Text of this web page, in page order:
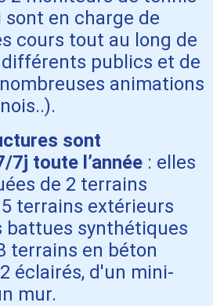
en charge de
cours tout au long de
publics et de
animations
sont
7j toute l’année: elles
de 2 terrains
terrains extérieurs
battues synthétiques
terrains en béton
éclairés, d'un mini-
mur.